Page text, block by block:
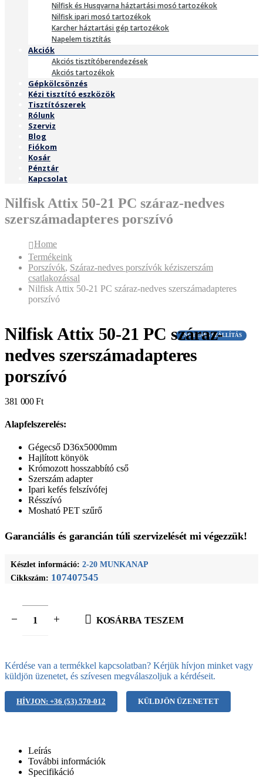
Nilfisk és Husqvarna háztartási mosó tartozékok
Nilfisk ipari mosó tartozékok
Karcher háztartási gép tartozékok
Napelem tisztítás
Akciók
Akciós tisztítóberendezések
Akciós tartozékok
Gépkölcsönzés
Kézi tisztító eszközök
Tisztítószerek
Rólunk
Szerviz
Blog
Fiókom
Kosár
Pénztár
Kapcsolat
Nilfisk Attix 50-21 PC száraz-nedves
szerszámadapteres porszívó
Home
Termékeink
Porszívók, Száraz-nedves porszívók kéziszerszám
csatlakozással
Nilfisk Attix 50-21 PC száraz-nedves szerszámadapteres
porszívó
INGYENES SZÁLLÍTÁS
Nilfisk Attix 50-21 PC száraz-
nedves szerszámadapteres
porszívó
381 000Ft
Alapfelszerelés:
Gégecső D36x5000mm
Hajlított könyök
Krómozott hosszabbító cső
Szerszám adapter
Ipari kefés felszívófej
Résszívó
Mosható PET szűrő
Garanciális és garancián túli szervizelését mi végezzük!
Készlet információ: 2-20 MUNKANAP
Cikkszám: 107407545
KOSÁRBA TESZEM
Kérdése van a termékkel kapcsolatban? Kérjük hívjon minket vagy
küldjön üzenetet, és szívesen megválaszoljuk a kérdéseit.
HÍVJON: +36 (53) 570-012 KÜLDJÖN ÜZENETET
Leírás
További információk
Specifikáció